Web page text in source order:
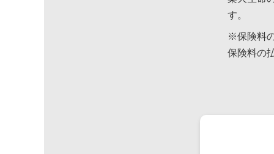
す。
※保険料
保険料の